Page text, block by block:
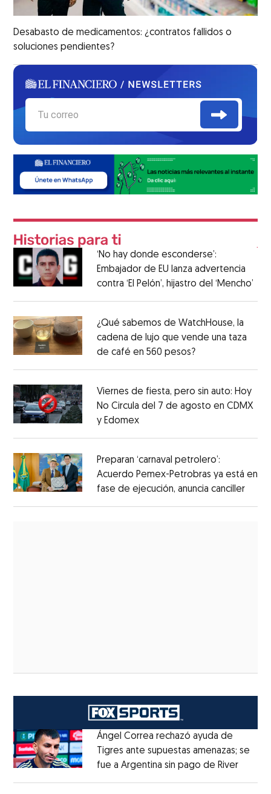
Desabasto de medicamentos: ¿contratos fallidos o
soluciones pendientes?
‘No hay donde esconderse’:
Embajador de EU lanza advertencia
contra ‘El Pelón’, hijastro del ‘Mencho’
¿Qué sabemos de WatchHouse, la
cadena de lujo que vende una taza
de café en 560 pesos?
Viernes de fiesta, pero sin auto: Hoy
No Circula del 7 de agosto en CDMX
y Edomex
Preparan ‘carnaval petrolero’:
Acuerdo Pemex-Petrobras ya está en
fase de ejecución, anuncia canciller
Ángel Correa rechazó ayuda de
Tigres ante supuestas amenazas; se
fue a Argentina sin pago de RiverOpens